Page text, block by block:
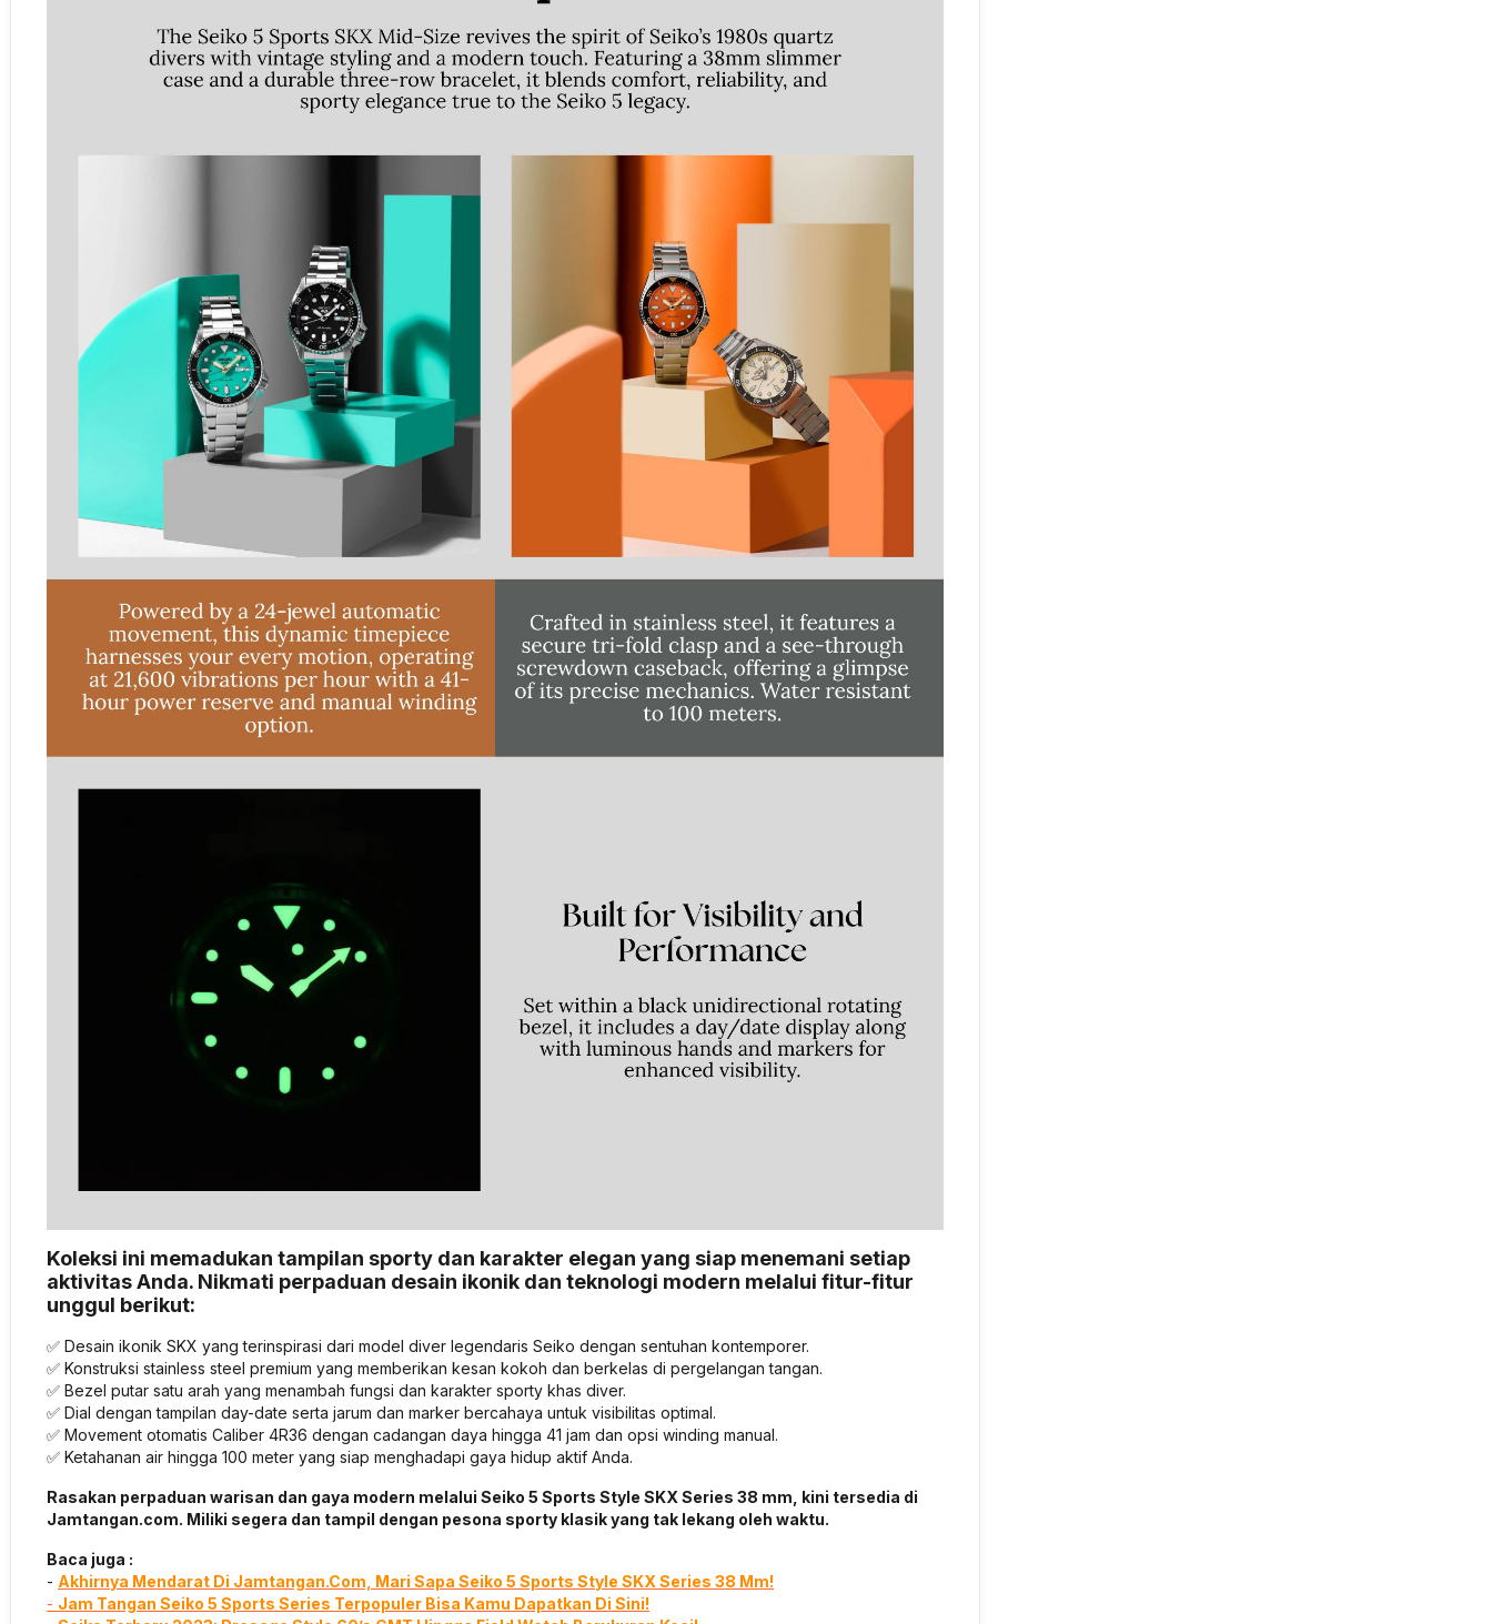
Koleksi ini memadukan tampilan sporty dan karakter elegan yang siap menemani setiap
aktivitas Anda. Nikmati perpaduan desain ikonik dan teknologi modern melalui fitur-fitur
unggul berikut:
✅ Desain ikonik SKX yang terinspirasi dari model diver legendaris Seiko dengan sentuhan kontemporer.
✅ Konstruksi stainless steel premium yang memberikan kesan kokoh dan berkelas di pergelangan tangan.
✅ Bezel putar satu arah yang menambah fungsi dan karakter sporty khas diver.
✅ Dial dengan tampilan day-date serta jarum dan marker bercahaya untuk visibilitas optimal.
✅ Movement otomatis Caliber 4R36 dengan cadangan daya hingga 41 jam dan opsi winding manual.
✅ Ketahanan air hingga 100 meter yang siap menghadapi gaya hidup aktif Anda.
Rasakan perpaduan warisan dan gaya modern melalui Seiko 5 Sports Style SKX Series 38 mm, kini tersedia di
Jamtangan.com. Miliki segera dan tampil dengan pesona sporty klasik yang tak lekang oleh waktu.
Baca juga :
- Akhirnya Mendarat Di Jamtangan.Com, Mari Sapa Seiko 5 Sports Style SKX Series 38 Mm!
- Jam Tangan Seiko 5 Sports Series Terpopuler Bisa Kamu Dapatkan Di Sini!